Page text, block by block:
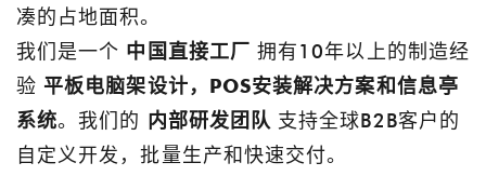
凑的占地面积。
我们是一个 中国直接工厂 拥有10年以上的制造经
验 平板电脑架设计，POS安装解决方案和信息亭
系统。我们的 内部研发团队 支持全球B2B客户的
自定义开发，批量生产和快速交付。